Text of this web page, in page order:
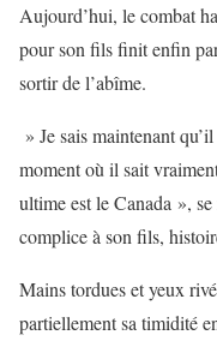
Aujourd’hui, le combat
pour son fils finit enfin
sortir de l’abîme.
» Je sais maintenant
moment où il sait
ultime est le Canada »,
complice à son fils,
Mains tordues et yeux
partiellement sa timidité